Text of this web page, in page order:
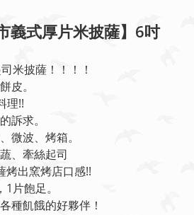
義式厚片米披薩】6吋
米披薩！！！！
皮。
理!!
訴求。
微波、烤箱。
、牽絲起司
烤出窯烤店口感!!
片飽足。
種飢餓的好夥伴！